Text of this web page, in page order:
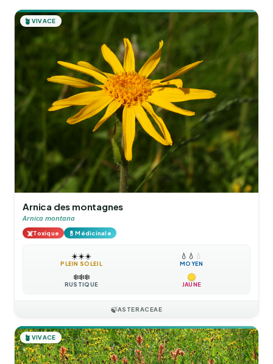
🪴 VIVACE
Arnica des montagnes
Arnica montana
☠️Toxique 💊Médicinale
☀️☀️☀️
PLEIN SOLEIL
💧 💧 💧
MOYEN
❄️❄️❄️
RUSTIQUE JAUNE
🍃ASTERACEAE
🪴 VIVACE